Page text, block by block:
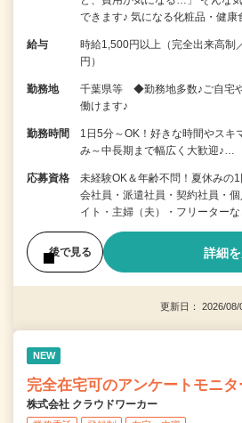
できます♪ 気になる化粧品・健
給与
時給1,500円以上（完全出来高制
円）
勤務地
千葉県等 ◆勤務地多数♪ご自宅
働けます♪
勤務時間
1日5分～OK！好きな時間やス
み～中長期まで幅広く大歓迎♪…
応募資格
未経験OK＆年齢不問！夏休みの
会社員・派遣社員・契約社員・
イト・主婦（夫）・フリーター
後で見る 詳細
更新日： 2026/
NEW
完全在宅可のアンケートモニタ
株式会社 クラウドワーカー